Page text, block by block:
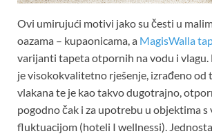
Ovi umirujući motivi jako su česti u
oazama – kupaonicama, a MagisWalla
varijanti tapeta otpornih na vodu i vlagu.
je visokokvalitetno rješenje, izrađeno od
vlakana te je kao takvo dugotrajno,
pogodno čak i za upotrebu u objektima s
fluktuacijom (hoteli I wellnessi).